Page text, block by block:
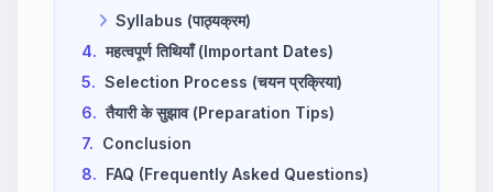
Syllabus (पाठ्यक्रम)
4. महत्वपूर्ण तिथियाँ (Important Dates)
5. Selection Process (चयन प्रक्रिया)
6. तैयारी के सुझाव (Preparation Tips)
7. Conclusion
8. FAQ (Frequently Asked Questions)